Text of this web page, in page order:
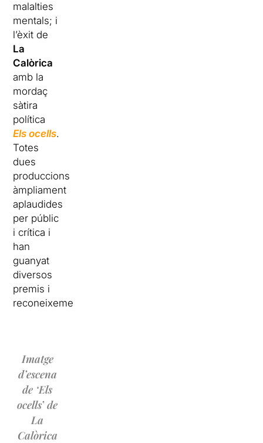
malalties
mentals; i
l’èxit de
La
Calòrica
amb la
mordaç
sàtira
política
Els ocells.
Totes
dues
produccions
àmpliament
aplaudides
per públic
i crítica i
han
guanyat
diversos
premis i
reconeixements.
Imatge
d’escena
de ‘Els
ocells’ de
La
Calòrica